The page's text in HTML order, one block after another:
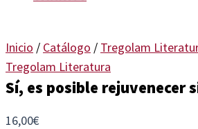
Inicio / Catálogo / Tregolam
Tregolam Literatura
Sí, es posible rejuvenecer
16,00€